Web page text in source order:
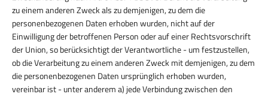
zu einem anderen Zweck als zu demjenigen, zu dem die
personenbezogenen Daten erhoben wurden, nicht auf der
Einwilligung der betroffenen Person oder auf einer Rechtsvorschrift
der Union, so berücksichtigt der Verantwortliche - um festzustellen,
ob die Verarbeitung zu einem anderen Zweck mit demjenigen, zu dem
die personenbezogenen Daten ursprünglich erhoben wurden,
vereinbar ist - unter anderem a) jede Verbindung zwischen den